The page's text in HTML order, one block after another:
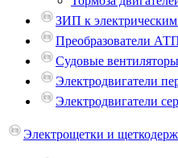
ЗИП к
Преобразователи
Судовые вентиляторы
Электродвигатели
Электродвигатели
Электрощетки и